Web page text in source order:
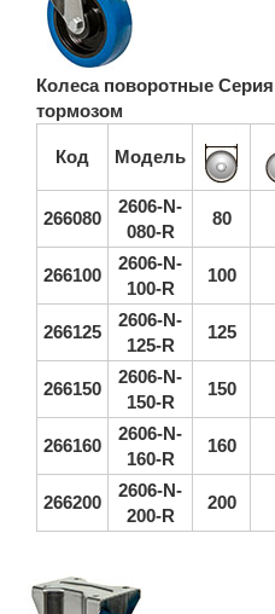
Колеса поворотные
тормозом
Код Модель
266080
2606-N-
080-R
80
266100
2606-N-
100-R
100
266125
2606-N-
125-R
125
266150
2606-N-
150-R
150
266160
2606-N-
160-R
160
266200
2606-N-
200-R
200